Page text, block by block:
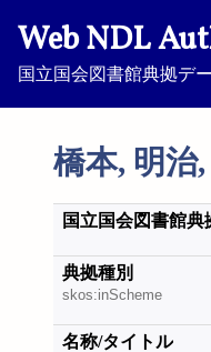
Web NDL
国立国会図書館典拠デ
橋本, 明治,
国立国会図書館典
典拠種別
skos:inScheme
名称/タイトル